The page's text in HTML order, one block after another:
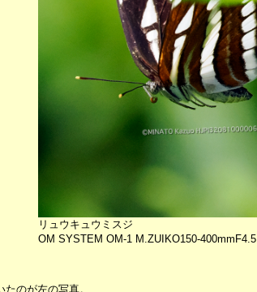
リュウキュウミスジ
OM SYSTEM OM-1 M.ZUIKO150-400mmF4.5
のが左の写真。